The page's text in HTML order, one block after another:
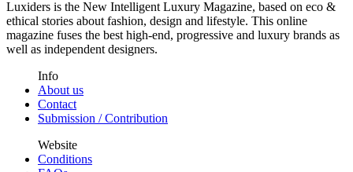
Luxiders is the New Intelligent Luxury Magazine, based on eco &
ethical stories about fashion, design and lifestyle. This online
magazine fuses the best high-end, progressive and luxury brands as
well as independent designers.
Info
About us
Contact
Submission / Contribution
Website
Conditions